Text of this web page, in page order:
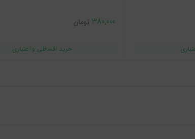
380,000 تومان